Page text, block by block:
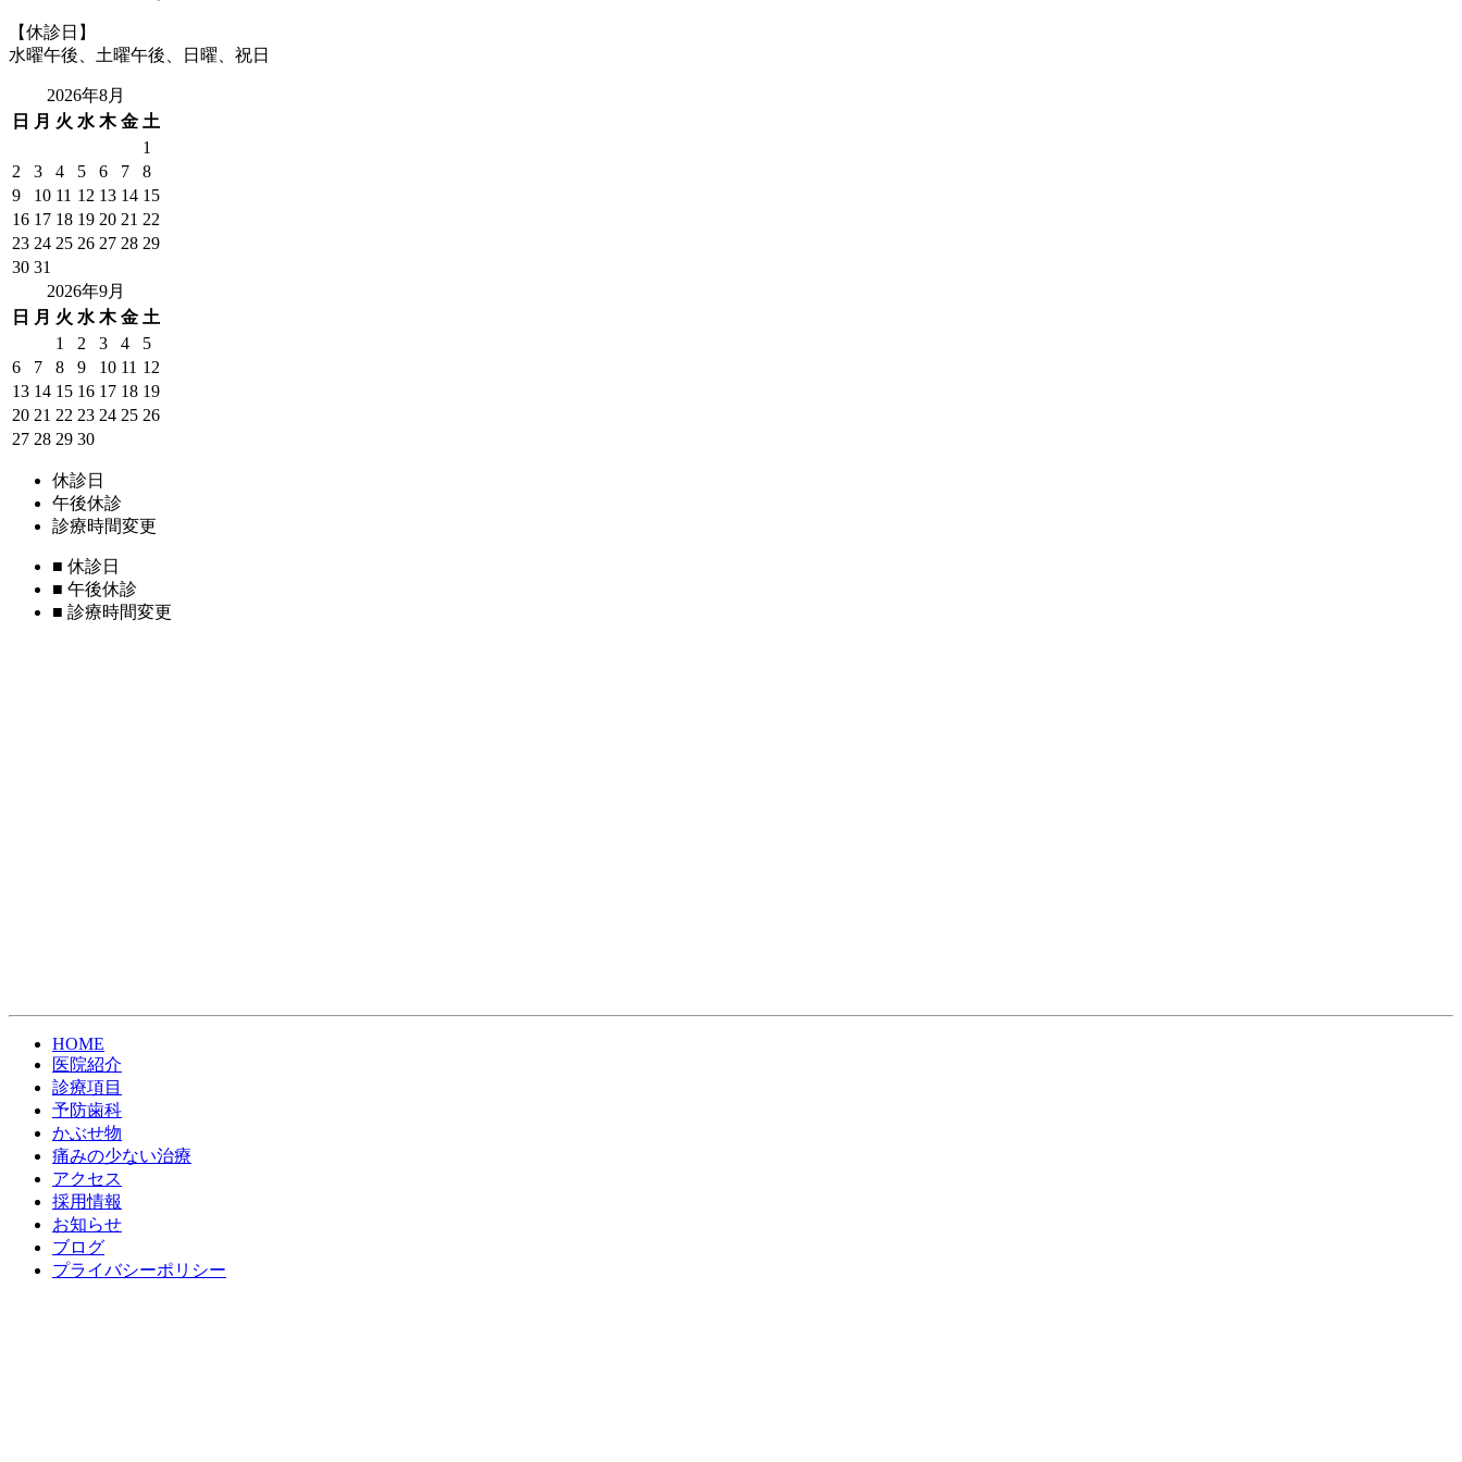
【休診日】
水曜午後、土曜午後、日曜、祝日
2026年8月
日
月 火 水 木 金 土
1
2
3 4 5 6 7
8
9
10 11 12 13 14 15
16 17 18 19 20 21 22
23 24 25 26 27 28 29
30 31
2026年9月
日
月 火 水 木 金 土
1
2 3 4
5
6
7 8 9 10 11 12
13 14 15 16 17 18 19
20 21 22 23 24 25 26
27 28 29 30
休診日
午後休診
診療時間変更
■ 休診日
■ 午後休診
■ 診療時間変更
HOME
医院紹介
診療項目
予防歯科
かぶせ物
痛みの少ない治療
アクセス
採用情報
お知らせ
ブログ
プライバシーポリシー